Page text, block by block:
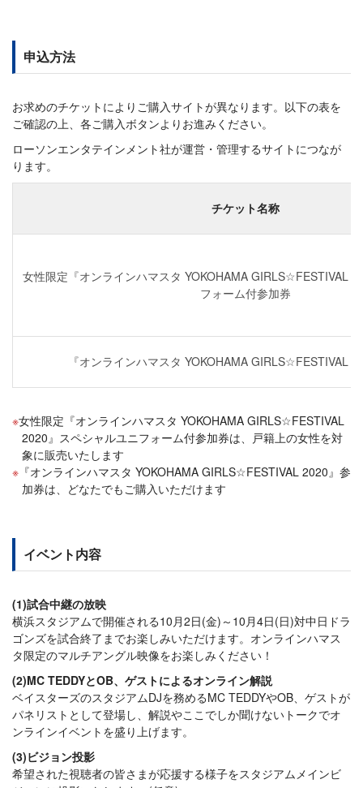
申込方法
お求めのチケットによりご購入サイトが異なります。以下の表を
ご確認の上、各ご購入ボタンよりお進みください。
ローソンエンタテインメント社が運営・管理するサイトにつなが
ります。
チケット名称
女性限定『オンラインハマスタ YOKOHAMA GIRLS☆FESTIVAL
フォーム付参加券
『オンラインハマスタ YOKOHAMA GIRLS☆FESTIVAL
女性限定『オンラインハマスタ YOKOHAMA GIRLS☆FESTIVAL
2020』スペシャルユニフォーム付参加券は、戸籍上の女性を対
象に販売いたします
『オンラインハマスタ YOKOHAMA GIRLS☆FESTIVAL 2020』参
加券は、どなたでもご購入いただけます
イベント内容
(1)試合中継の放映
横浜スタジアムで開催される10月2日(金)～10月4日(日)対中日ドラ
ゴンズを試合終了までお楽しみいただけます。オンラインハマス
タ限定のマルチアングル映像をお楽しみください！
(2)MC TEDDYとOB、ゲストによるオンライン解説
ベイスターズのスタジアムDJを務めるMC TEDDYやOB、ゲストが
パネリストとして登場し、解説やここでしか聞けないトークでオ
ンラインイベントを盛り上げます。
(3)ビジョン投影
希望された視聴者の皆さまが応援する様子をスタジアムメインビ